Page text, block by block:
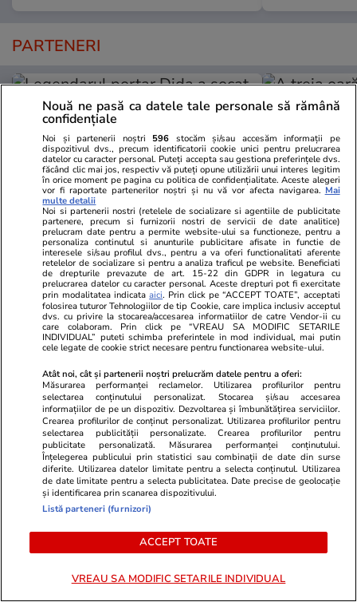
PARTENERI
GSP.ro
Legendarul portar Dida a șocat la
înmormântarea lui Franco Baresi »
Detaliul care a atras atenția
GSP.ro
A treia oară
campion
modelul
de vârstă e
Nouă ne pasă ca datele tale personale să rămână
confidențiale
Noi și partenerii noștri 596 stocăm și/sau accesăm informații pe
dispozitivul dvs., precum identificatorii cookie unici pentru prelucrarea
datelor cu caracter personal. Puteți accepta sau gestiona preferințele dvs.
făcând clic mai jos, respectiv vă puteți opune utilizării unui interes legitim
în orice moment pe pagina cu politica de confidențialitate. Aceste alegeri
vor fi raportate partenerilor noștri și nu vă vor afecta navigarea. Mai
multe detalii
Noi si partenerii nostri (retelele de socializare si agentiile de publicitate
partenere, precum si furnizorii nostri de servicii de date analitice)
prelucram date pentru a permite website-ului sa functioneze, pentru a
personaliza continutul si anunturile publicitare afisate in functie de
interesele si/sau profilul dvs., pentru a va oferi functionalitati aferente
retelelor de socializare si pentru a analiza traficul pe website. Beneficiati
de drepturile prevazute de art. 15-22 din GDPR in legatura cu
prelucrarea datelor cu caracter personal. Aceste drepturi pot fi exercitate
prin modalitatea indicataaici. Prin click pe “ACCEPT TOATE”, acceptati
folosirea tuturor Tehnologiilor de tip Cookie, care implica inclusiv acceptul
dvs. cu privire la stocarea/accesarea informatiilor de catre Vendor-ii cu
care colaboram. Prin click pe “VREAU SA MODIFIC SETARILE
INDIVIDUAL” puteti schimba preferintele in mod individual, mai putin
cele legate de cookie strict necesare pentru functionarea website-ului.
Atât noi, cât și partenerii noștri prelucrăm datele pentru a oferi:
Măsurarea performanței reclamelor. Utilizarea profilurilor pentru
selectarea conținutului personalizat. Stocarea și/sau accesarea
informațiilor de pe un dispozitiv. Dezvoltarea și îmbunătățirea serviciilor.
Crearea profilurilor de conținut personalizat. Utilizarea profilurilor pentru
selectarea publicității personalizate. Crearea profilurilor pentru
publicitate personalizată. Măsurarea performanței conținutului.
Înțelegerea publicului prin statistici sau combinații de date din surse
diferite. Utilizarea datelor limitate pentru a selecta conținutul. Utilizarea
de date limitate pentru a selecta publicitatea. Date precise de geolocație
și identificarea prin scanarea dispozitivului.
Listă parteneri (furnizori)
ACCEPT TOATE
VREAU SA MODIFIC SETARILE INDIVIDUAL